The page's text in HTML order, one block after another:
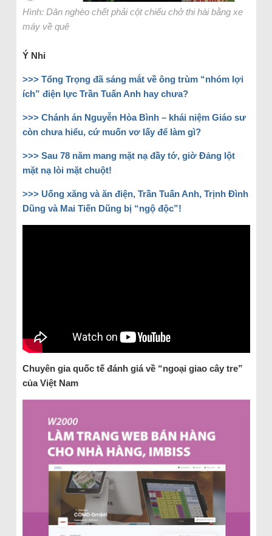
Hình: Dân nghèo chết phải cột chiếu chở thi hài bằng xe
máy về quê
Ý Nhi
>>> Tổng Trọng đã sáng mắt về ông trùm “nhóm lợi
ích” điện lực Trần Tuấn Anh hay chưa?
>>> Chánh án Nguyễn Hòa Bình – khái niệm Giáo sư
còn chưa hiểu, cứ muốn vơ lấy để làm gì?
>>> Sau 78 năm mang mặt nạ đầy tớ, giờ Đảng lột
mặt nạ lòi mặt chuột!
>>> Uống xăng và ăn điện, Trần Tuấn Anh, Trịnh Đình
Dũng và Mai Tiến Dũng bị “ngộ độc”!
Chuyên gia quốc tế đánh giá về “ngoại giao cây tre”
của Việt Nam